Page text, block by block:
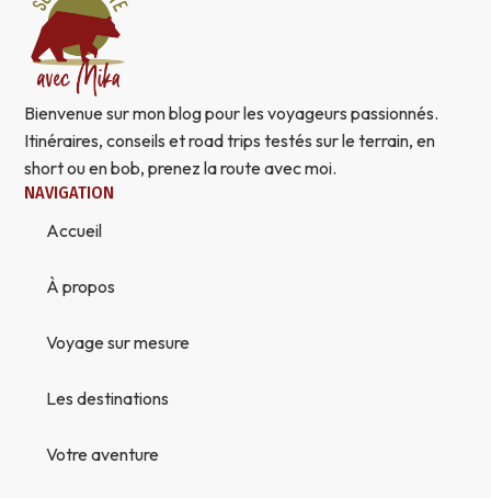
Bienvenue sur mon blog pour les voyageurs passionnés.
Itinéraires, conseils et road trips testés sur le terrain, en
short ou en bob, prenez la route avec moi.
NAVIGATION
Accueil
À propos
Voyage sur mesure
Les destinations
Votre aventure